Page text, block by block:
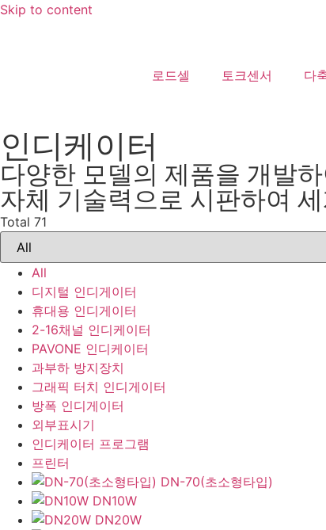
Skip to content
로드셀 토크센서 다
인디케이터
다양한 모델의 제품을 개발
자체 기술력으로 시판하여
Total 71
All
디지털 인디게이터
휴대용 인디게이터
2-16채널 인디케이터
PAVONE 인디케이터
과부하 방지장치
그래픽 터치 인디게이터
방폭 인디게이터
외부표시기
인디케이터 프로그램
프린터
DN-70(초소형타입)
DN10W
DN20W